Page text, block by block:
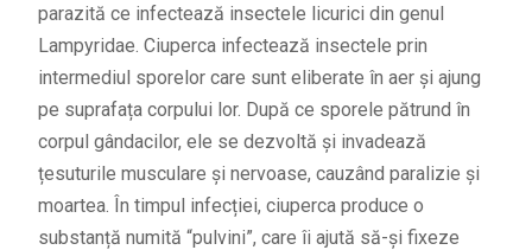
parazită ce infectează insectele licurici din genul
Lampyridae. Ciuperca infectează insectele prin
intermediul sporelor care sunt eliberate în aer și ajung
pe suprafața corpului lor. După ce sporele pătrund în
corpul gândacilor, ele se dezvoltă și invadează
țesuturile musculare și nervoase, cauzând paralizie și
moartea. În timpul infecției, ciuperca produce o
substanță numită “pulvini”, care îi ajută să-și fixeze